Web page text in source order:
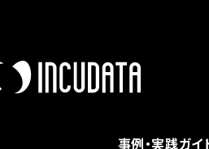
事例・実践ガイ